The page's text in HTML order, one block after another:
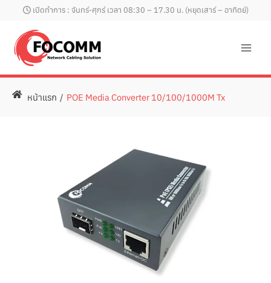
content
เปิดทำการ : จันทร์-ศุกร์ เวลา 08:30 – 17.30 น. (หยุดเสาร์ – อาทิตย์)
หน้าแรก / POE Media Converter 10/100/1000M Tx